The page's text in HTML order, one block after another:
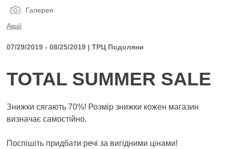
Галерея
Акції
07/29/2019 - 08/25/2019 | ТРЦ Подоляни
TOTAL SUMMER SALE
Знижки сягають 70%! Розмір знижки кожен магазин
визначає самостійно.
Поспішіть придбати речі за вигідними цінами!